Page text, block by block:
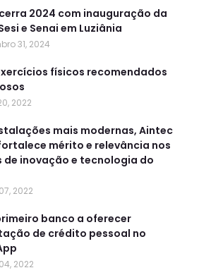
2024 com inauguração da
e Senai em Luziânia
31, 2024
físicos recomendados
2022
mais modernas, Aintec
fortalece mérito e relevância nos
de inovação e tecnologia do
2022
banco a oferecer
de crédito pessoal no
2022